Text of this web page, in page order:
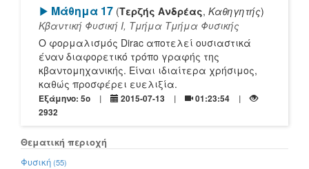
[Play]
Μάθημα 17 (Τερζής Ανδρέας, Καθηγητής)
Κβαντική Φυσική Ι, Τμήμα Τμήμα Φυσικής
Ο φορμαλισμός Dirac αποτελεί ουσιαστικά
έναν διαφορετικό τρόπο γραφής της
κβαντομηχανικής. Είναι ιδιαίτερα χρήσιμος,
καθώς προσφέρει ευελιξία.
Εξάμηνο: 5o 2015-07-13
01:23:54
2932
Θεματική περιοχή
Φυσική (55)